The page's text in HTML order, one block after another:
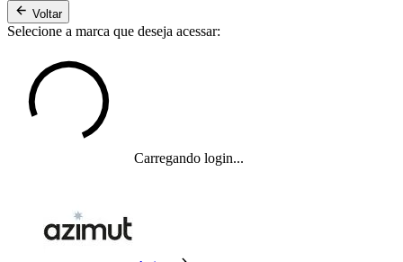
Voltar
Selecione a marca que deseja acessar:
Carregando login...